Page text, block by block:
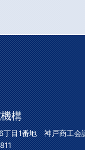
構
目1番地 神戸商工会